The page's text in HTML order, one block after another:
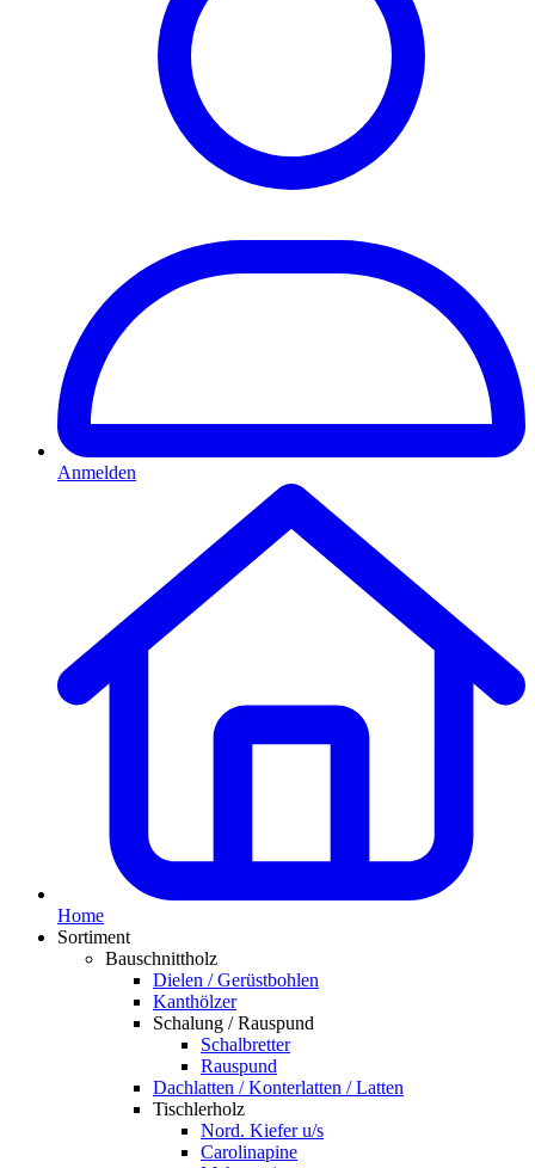
Anmelden
Home
Sortiment
Bauschnittholz
Dielen / Gerüstbohlen
Kanthölzer
Schalung / Rauspund
Schalbretter
Rauspund
Dachlatten / Konterlatten / Latten
Tischlerholz
Nord. Kiefer u/s
Carolinapine